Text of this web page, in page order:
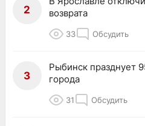
2
возврата
33 Обсудить
3
Рыбинск празднует
города
31 Обсудить